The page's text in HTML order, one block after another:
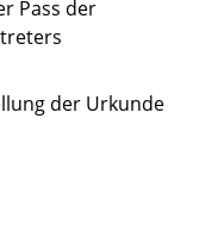
Pass der
der Urkunde